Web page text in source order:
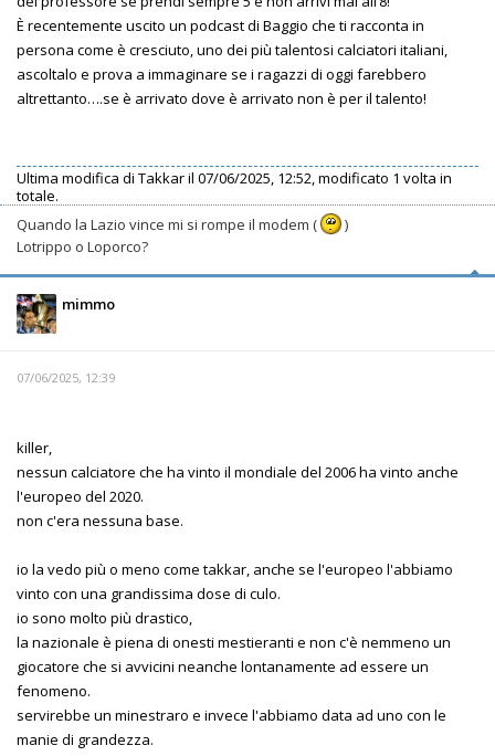
È recentemente uscito un podcast di Baggio che ti racconta in
persona come è cresciuto, uno dei più talentosi calciatori italiani,
ascoltalo e prova a immaginare se i ragazzi di oggi farebbero
altrettanto….se è arrivato dove è arrivato non è per il talento!
Ultima modifica di Takkaril 07/06/2025, 12:52, modificato 1 volta in
totale.
Quando la Lazio vince mi si rompe il modem (
)
Lotrippo o Loporco?
mimmo
07/06/2025, 12:39
killer,
nessun calciatore che ha vinto il mondiale del 2006 ha vinto anche
l'europeo del 2020.
non c'era nessuna base.
io la vedo più o meno come takkar, anche se l'europeo l'abbiamo
vinto con una grandissima dose di culo.
io sono molto più drastico,
la nazionale è piena di onesti mestieranti e non c'è nemmeno un
giocatore che si avvicini neanche lontanamente ad essere un
fenomeno.
servirebbe un minestraro e invece l'abbiamo data ad uno con le
manie di grandezza.